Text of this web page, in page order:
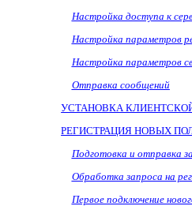
Настройка доступа к
Настройка параметров
Настройка параметров
Отправка сообщений
УСТАНОВКА
РЕГИСТРАЦИЯ НОВЫХ
Подготовка и отправка
Обработка запроса на
Первое подключение